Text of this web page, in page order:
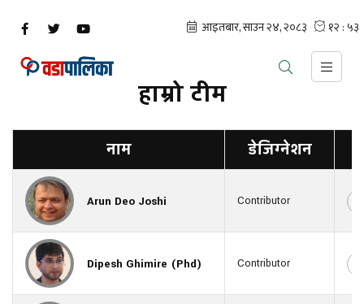
हाम्रो टीम
नाम डेजिग्नेशन
Arun Deo Joshi Contributor
Dipesh Ghimire (Phd) Contributor